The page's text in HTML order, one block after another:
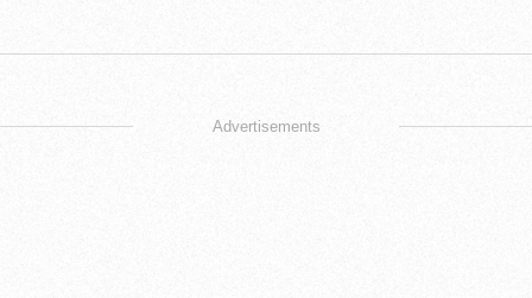
Advertisements